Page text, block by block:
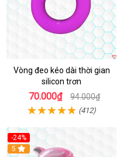
Vòng đeo kéo dài thời gian
silicon trơn
70.000₫ 94.000₫
(412)
-24%
5